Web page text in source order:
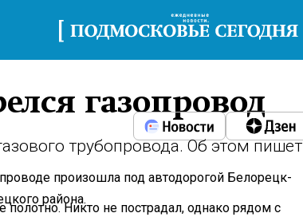
газопровод
трубопровода. Об этом пишет
произошла под автодорогой Белорецк-
района.
Никто не пострадал, однако рядом с